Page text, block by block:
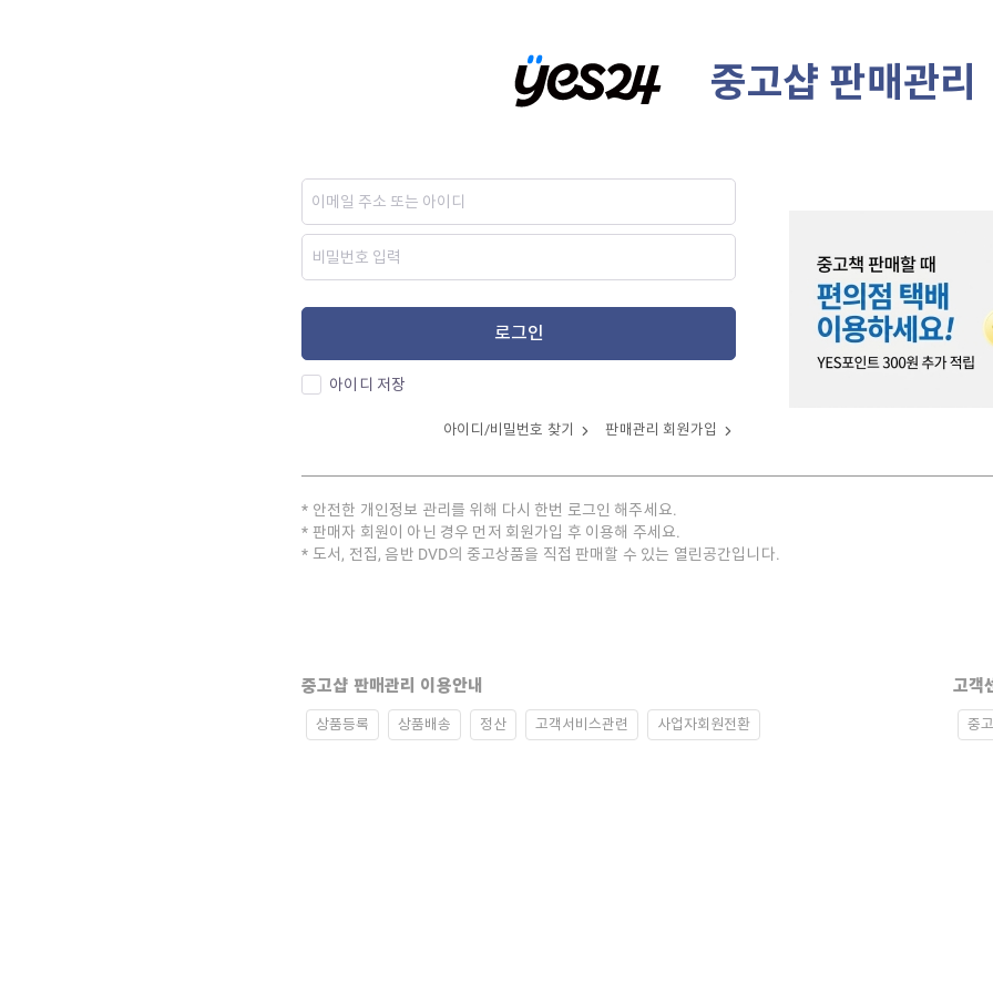
중고샵 판매관리
로그인
아이디 저장
아이디/비밀번호 찾기 판매관리 회원가입
안전한 개인정보 관리를 위해 다시 한번 로그인 해주세요.
판매자 회원이 아닌 경우 먼저 회원가입 후 이용해 주세요.
도서, 전집, 음반 DVD의 중고상품을 직접 판매할 수 있는 열린공간입니다.
중고샵 판매관리 이용안내
상품등록 상품배송 정산 고객서비스관련 사업자회원전환
고객
중